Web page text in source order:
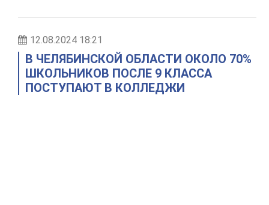
12.08.2024 18:21
В ЧЕЛЯБИНСКОЙ ОБЛАСТИ ОКОЛО 70%
ШКОЛЬНИКОВ ПОСЛЕ 9 КЛАССА
ПОСТУПАЮТ В КОЛЛЕДЖИ